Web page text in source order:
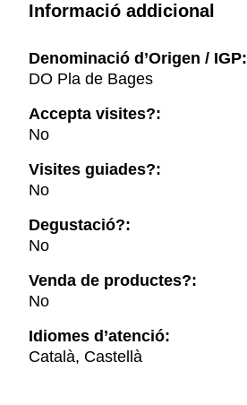
Informació addicional
Denominació d’Origen / IGP:
DO Pla de Bages
Accepta visites?:
No
Visites guiades?:
No
Degustació?:
No
Venda de productes?:
No
Idiomes d’atenció:
Català, Castellà